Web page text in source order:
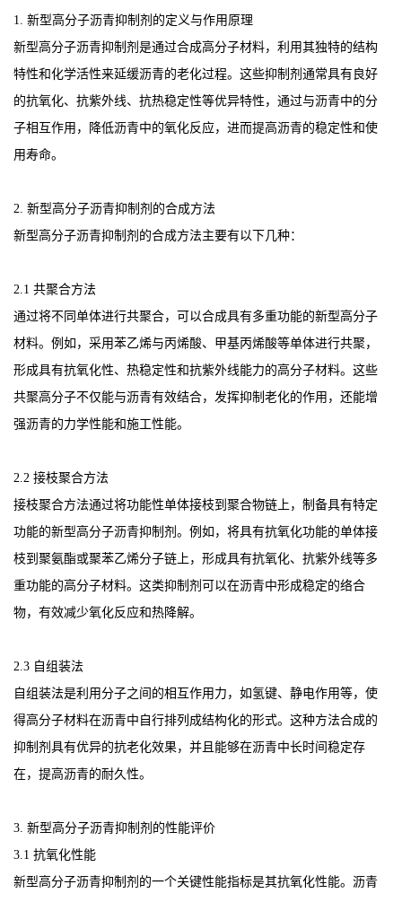
1. 新型高分子沥青抑制剂的定义与作用原理
新型高分子沥青抑制剂是通过合成高分子材料，利用其独特的结构
特性和化学活性来延缓沥青的老化过程。这些抑制剂通常具有良好
的抗氧化、抗紫外线、抗热稳定性等优异特性，通过与沥青中的分
子相互作用，降低沥青中的氧化反应，进而提高沥青的稳定性和使
用寿命。
2. 新型高分子沥青抑制剂的合成方法
新型高分子沥青抑制剂的合成方法主要有以下几种：
2.1 共聚合方法
通过将不同单体进行共聚合，可以合成具有多重功能的新型高分子
材料。例如，采用苯乙烯与丙烯酸、甲基丙烯酸等单体进行共聚，
形成具有抗氧化性、热稳定性和抗紫外线能力的高分子材料。这些
共聚高分子不仅能与沥青有效结合，发挥抑制老化的作用，还能增
强沥青的力学性能和施工性能。
2.2 接枝聚合方法
接枝聚合方法通过将功能性单体接枝到聚合物链上，制备具有特定
功能的新型高分子沥青抑制剂。例如，将具有抗氧化功能的单体接
枝到聚氨酯或聚苯乙烯分子链上，形成具有抗氧化、抗紫外线等多
重功能的高分子材料。这类抑制剂可以在沥青中形成稳定的络合
物，有效减少氧化反应和热降解。
2.3 自组装法
自组装法是利用分子之间的相互作用力，如氢键、静电作用等，使
得高分子材料在沥青中自行排列成结构化的形式。这种方法合成的
抑制剂具有优异的抗老化效果，并且能够在沥青中长时间稳定存
在，提高沥青的耐久性。
3. 新型高分子沥青抑制剂的性能评价
3.1 抗氧化性能
新型高分子沥青抑制剂的一个关键性能指标是其抗氧化性能。沥青